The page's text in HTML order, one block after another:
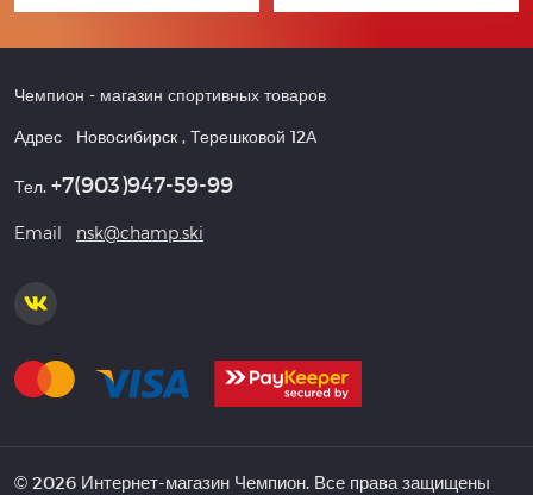
Чемпион - магазин спортивных товаров
Адрес Новосибирск , Терешковой 12А
Тел. +7(903)947-59-99
Email nsk@champ.ski
© 2026 Интернет-магазин Чемпион. Все права защищены